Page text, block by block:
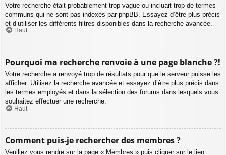
Votre recherche était probablement trop vague ou incluait trop de termes
communs qui ne sont pas indexés par phpBB. Essayez d’être plus précis
et d’utiliser les différents filtres disponibles dans la recherche avancée.
Haut
Pourquoi ma recherche renvoie à une page blanche ?!
Votre recherche a renvoyé trop de résultats pour que le serveur puisse les
afficher. Utilisez la recherche avancée et essayez d’être plus précis dans
les termes employés et dans la sélection des forums dans lesquels vous
souhaitez effectuer une recherche.
Haut
Comment puis-je rechercher des membres ?
Veuillez vous rendre sur la page « Membres » puis cliquer sur le lien